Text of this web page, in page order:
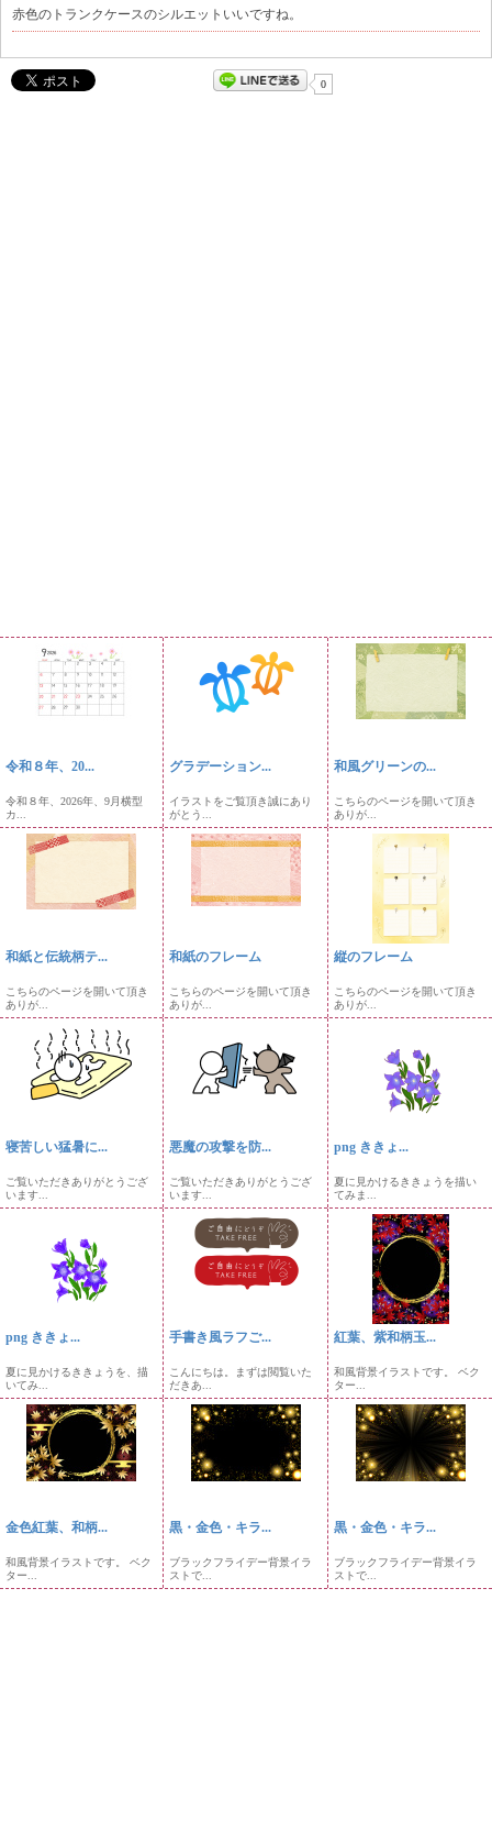
赤色のトランクケースのシルエットいいですね。
0
令和８年、20...
令和８年、2026年、9月横型
カ...
グラデーション...
イラストをご覧頂き誠にあり
がとう...
和風グリーンの...
こちらのページを開いて頂き
ありが...
和紙と伝統柄テ...
こちらのページを開いて頂き
ありが...
和紙のフレーム
こちらのページを開いて頂き
ありが...
縦のフレーム
こちらのページを開いて頂き
ありが...
寝苦しい猛暑に...
ご覧いただきありがとうござ
います...
悪魔の攻撃を防...
ご覧いただきありがとうござ
います...
png ききょ...
夏に見かけるききょうを描い
てみま...
png ききょ...
夏に見かけるききょうを、描
いてみ...
手書き風ラフご...
こんにちは。まずは閲覧いた
だきあ...
紅葉、紫和柄玉...
和風背景イラストです。 ベク
ター...
金色紅葉、和柄...
和風背景イラストです。 ベク
ター...
黒・金色・キラ...
ブラックフライデー背景イラ
ストで...
黒・金色・キラ...
ブラックフライデー背景イラ
ストで...